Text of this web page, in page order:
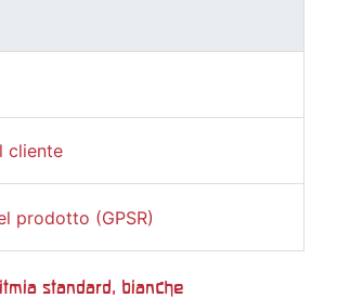
cliente
prodotto (GPSR)
standard, bianche